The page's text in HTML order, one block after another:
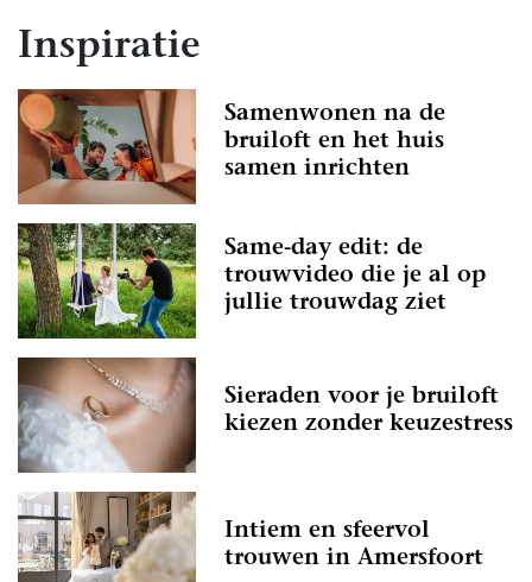
Inspiratie
Samenwonen na de
bruiloft en het huis
samen inrichten
Same-day edit: de
trouwvideo die je al op
jullie trouwdag ziet
Sieraden voor je bruiloft
kiezen zonder keuzestress
Intiem en sfeervol
trouwen in Amersfoort